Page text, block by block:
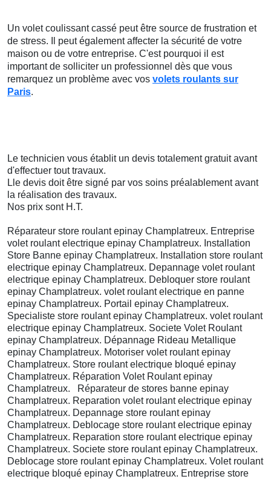
Un volet coulissant cassé peut être source de frustration et
de stress. Il peut également affecter la sécurité de votre
maison ou de votre entreprise. C'est pourquoi il est
important de solliciter un professionnel dès que vous
remarquez un problème avec vos volets roulants sur
Paris.
Le technicien vous établit un devis totalement gratuit avant
d'effectuer tout travaux.
Lle devis doit être signé par vos soins préalablement avant
la réalisation des travaux.
Nos prix sont H.T.
Réparateur store roulant epinay Champlatreux. Entreprise
volet roulant electrique epinay Champlatreux. Installation
Store Banne epinay Champlatreux. Installation store roulant
electrique epinay Champlatreux. Depannage volet roulant
electrique epinay Champlatreux. Debloquer store roulant
epinay Champlatreux. volet roulant electrique en panne
epinay Champlatreux. Portail epinay Champlatreux.
Specialiste store roulant epinay Champlatreux. volet roulant
electrique epinay Champlatreux. Societe Volet Roulant
epinay Champlatreux. Dépannage Rideau Metallique
epinay Champlatreux. Motoriser volet roulant epinay
Champlatreux. Store roulant electrique bloqué epinay
Champlatreux. Réparation Volet Roulant epinay
Champlatreux. Réparateur de stores banne epinay
Champlatreux. Reparation volet roulant electrique epinay
Champlatreux. Depannage store roulant epinay
Champlatreux. Deblocage store roulant electrique epinay
Champlatreux. Reparation store roulant electrique epinay
Champlatreux. Societe store roulant epinay Champlatreux.
Deblocage store roulant epinay Champlatreux. Volet roulant
electrique bloqué epinay Champlatreux. Entreprise store